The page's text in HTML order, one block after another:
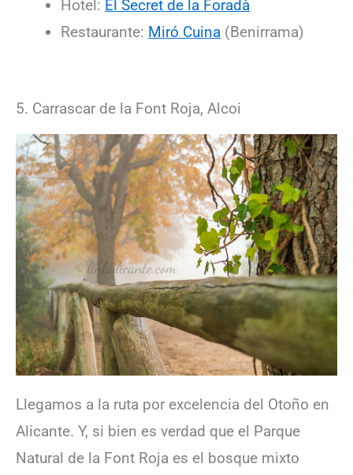
Hotel: El Secret de la Foradà
Restaurante: Miró Cuina (Benirrama)
5. Carrascar de la Font Roja, Alcoi
Llegamos a la ruta por excelencia del Otoño en
Alicante. Y, si bien es verdad que el Parque
Natural de la Font Roja es el bosque mixto